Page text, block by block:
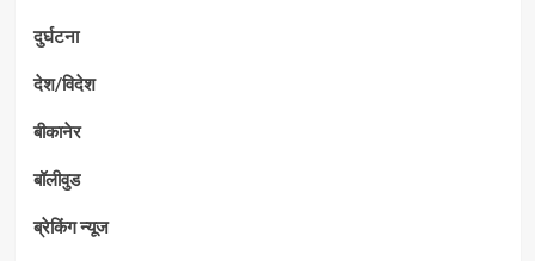
दुर्घटना
देश/विदेश
बीकानेर
बॉलीवुड
ब्रेकिंग न्यूज